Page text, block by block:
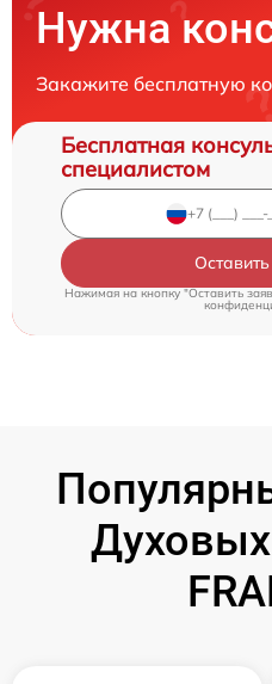
Нужна
Закажите бесплатную
Бесплатная
специалистом
Нажимая на кнопку "Оставить